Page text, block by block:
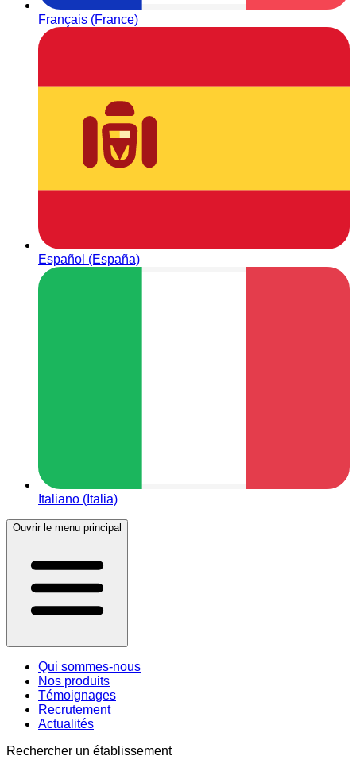
Français (France)
Español (España)
Italiano (Italia)
Ouvrir le menu principal
Qui sommes-nous
Nos produits
Témoignages
Recrutement
Actualités
Rechercher un établissement